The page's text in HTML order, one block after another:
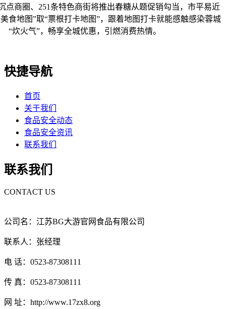
点商圈、251条特色商街将推出春糖从题促销勾当，市平易近
食地图”取“票根打卡地图”，跟着地图打卡就能感触感染蓉城
“炊火气”，畅享全城优惠，引燃消费热情。
快捷导航
首页
关于我们
食品安全动态
食品安全资讯
联系我们
联系我们
CONTACT US
公司名：江苏BG大游官网食品有限公司
联系人：张经理
电 话：0523-87308111
传 真：0523-87308111
网 址：http://www.17zx8.org